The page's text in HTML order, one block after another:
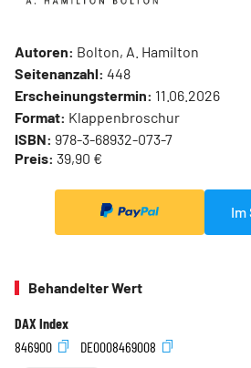
Autoren: Bolton, A. Hamilton
Seitenanzahl: 448
Erscheinungstermin: 11.06.2026
Format: Klappenbroschur
ISBN: 978-3-68932-073-7
Preis: 39,90 €
Im
Behandelter Wert
DAX Index
846900
DE0008469008